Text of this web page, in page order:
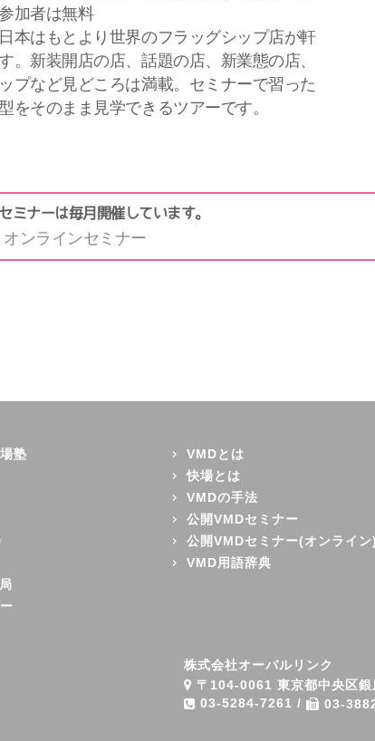
加者は無料
本はもとより世界のフラッグシップ店が軒
。新装開店の店、話題の店、新業態の店、
プなど見どころは満載。セミナーで習った
をそのまま見学できるツアーです。
ミナーは毎月開催しています。
オンラインセミナー
VMDとは
快場とは
VMDの手法
公開VMDセミナー
公開VMDセミナー(オンライン)
VMD用語辞典
塾
株式会社オーバルリンク
〒104-0061 東京都中央区
03-5284-7261 / 03-